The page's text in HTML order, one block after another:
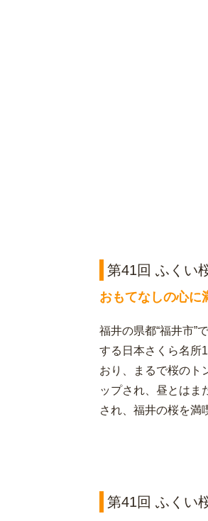
第41回 ふくい
おもてなしの心に
福井の県都“福井市”
する日本さくら名所
おり、まるで桜のト
ップされ、昼とはま
され、福井の桜を満
第41回 ふくい